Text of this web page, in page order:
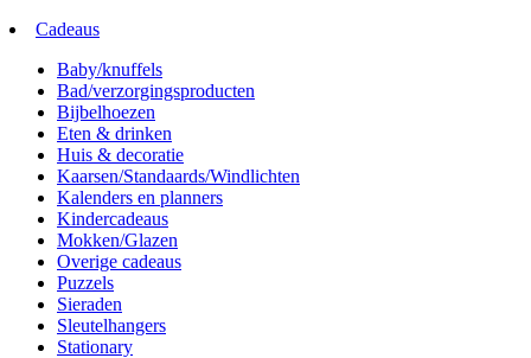
Cadeaus
Baby/knuffels
Bad/verzorgingsproducten
Bijbelhoezen
Eten & drinken
Huis & decoratie
Kaarsen/Standaards/Windlichten
Kalenders en planners
Kindercadeaus
Mokken/Glazen
Overige cadeaus
Puzzels
Sieraden
Sleutelhangers
Stationary